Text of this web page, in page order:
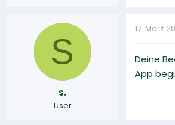
S
s.
User
17. März
Deine
App